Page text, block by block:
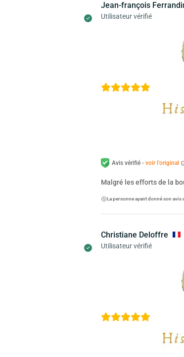
Jean-françois
Utilisateur vérifié
Avis vérifié -voir l’original
Malgré les efforts de la
La personne ayant donné son
Christiane Deloffre
Utilisateur vérifié